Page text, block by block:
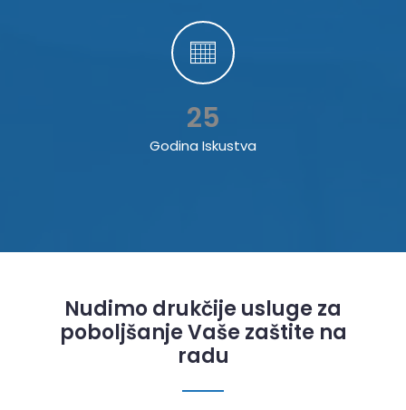
25
Godina Iskustva
Nudimo drukčije usluge za
poboljšanje Vaše zaštite na
radu